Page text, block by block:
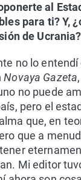
al
para ti? Y,
de Ucrania?
no lo
Novaya Gazeta
no puede
pero el
que, en
que a
Mi editor